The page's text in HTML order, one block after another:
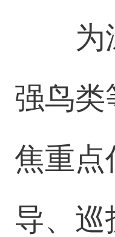
为
强鸟类
焦重点
导、巡